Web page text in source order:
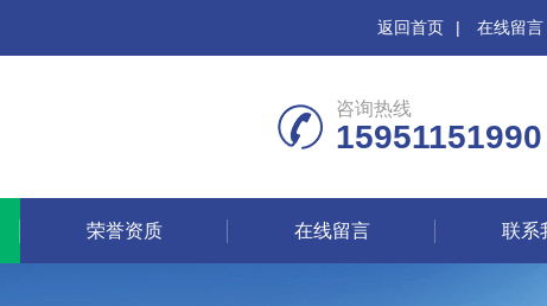
返回首页 | 在线留言
咨询热线
15951151990
荣誉资质 在线留言 联系